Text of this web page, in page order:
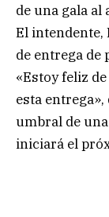
de una gala al
El intendente,
de entrega de
«Estoy feliz
esta
umbral de
iniciará el